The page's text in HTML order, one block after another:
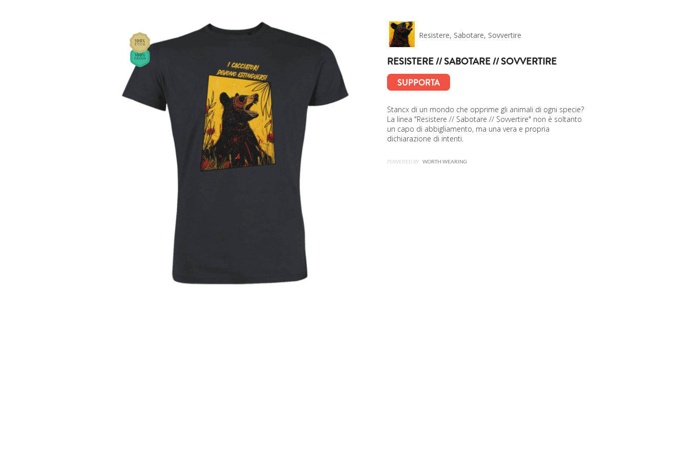
Resistere, Sabotare, Sovvertire
RESISTERE // SABOTARE // SOVVERTIRE
SUPPORTA
Stancx di un mondo che opprime gli animali di ogni specie?
La linea "Resistere // Sabotare // Sovvertire" non è soltanto
un capo di abbigliamento, ma una vera e propria
dichiarazione di intenti.
POWERED BYWORTH WEARING